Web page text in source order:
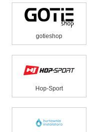
gotieshop
Hop-Sport